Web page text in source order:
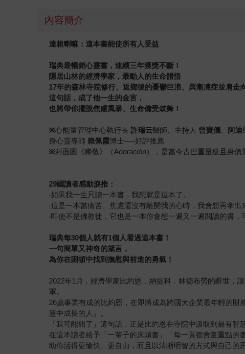
內容簡介
達賴喇嘛：這本書能使所有人受益
瑞典最暢銷心靈書，連續三年獲獎不斷！
隱居山林的經濟學家，最動人的生命體悟
17年的森林寺院修行、返鄉後的憂鬱巨浪、與漸凍症並肩走
這句話，成了他一生的金言，
也將帶你擺脫焦慮風暴、生命備受鼓舞！
※心能量管理中心執行長許瑞云醫師、主持人 曾寶儀 阿迪
身心靈導師 賴佩霞博士──好評推薦
※封面圖《崇敬》（Adoración），是當今古巴重量級且身價
29國讀者感動淚推：
‧如果我一生只讀一本書，我想就是這本了。
‧這是一本當痛苦、焦慮還沒有離開我的心時，我會想再拿出
‧即使不是佛教徒，它也是一本你會想一遍又一遍閱讀的書，
瑞典每30個人就有1個人看過這本書！
一句簡單又神奇的箴言，
為你在困頓中找到撫慰與前進的勇氣！
2022年1月，經濟學家比約恩．納提科．林德布勞的辭世，
軍。
26歲事業有成的比約恩，在即將成為跨國大企業最年輕的
慧中成長的人」。
「我可能錯了」這句話，正是比約恩在寺院中汲取到最有
在這本讀者給予「一輩子的床頭書」「每一頁都會畫重點
助你活得更愉快、更自由，而且以清晰明智的方式與自己的